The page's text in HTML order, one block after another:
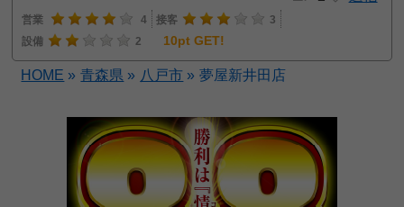
営業 4 接客
3
設備
2 10pt GET!
HOME » 青森県 » 八戸市 » 夢屋新井田店